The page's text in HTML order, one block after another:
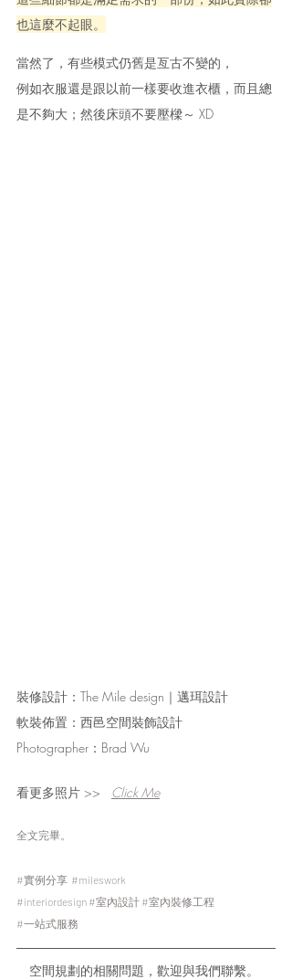
也這麼不起眼。
當然了，有些模式仍舊是亙古不變的，
例如衣服還是跟以前一樣要收進衣櫃，而且總
是不夠大；然後床頭不要壓樑～ XD
裝修設計：The Mile design｜邁珥設計
軟裝佈置：西邑空間裝飾設計
Photographer：Brad Wu
看更多照片 >> Click Me
全文完畢。
#實例分享 #mileswork
#interiordesign #室內設計 #室內裝修工程
#一站式服務
空間規劃的相關問題，歡迎與我們聯繫。